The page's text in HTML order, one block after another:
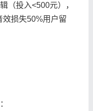
（投入<500元），
效损失50%用户留